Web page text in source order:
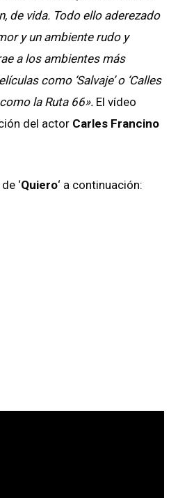
de vida. Todo ello aderezado
y un ambiente rudo y
a los ambientes más
como ‘Salvaje’ o ‘Calles
la Ruta 66». El vídeo
del actor Carles Francino
‘Quiero‘ a continuación: